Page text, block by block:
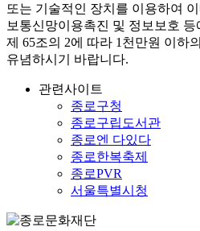
또는 기술적인 장치를 이용하여
보통신망이용촉진 및 정보보호 등
제 65조의 2에 따라 1천만원 이하
유념하시기 바랍니다.
관련사이트
종로구청
종로구립도서관
종로엔 다있다
종로한복축제
종로PVR
서울특별시청